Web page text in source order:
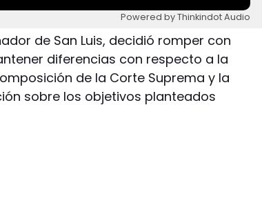
Powered by Thinkindot Audio
de San Luis, decidió romper con
diferencias con respecto a la
de la Corte Suprema y la
sobre los objetivos planteados